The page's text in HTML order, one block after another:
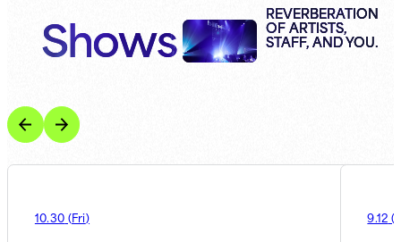
Shows
REVERBERATION
OF ARTISTS,
STAFF, AND YOU.
10.30 (Fri) 9.12 (